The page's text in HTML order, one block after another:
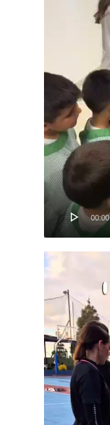
00:00
Reproductor
de
vídeo